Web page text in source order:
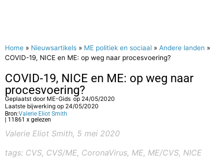
Home » Nieuwsartikels » ME politiek en sociaal » Andere landen »
COVID-19, NICE en ME: op weg naar procesvoering?
COVID-19, NICE en ME: op weg naar
procesvoering?
Geplaatst door ME-Gids op 24/05/2020
Laatste bijwerking op 24/05/2020
Bron:Valerie Eliot Smith
| 11861 x gelezen
Valerie Eliot Smith, 5 mei 2020
tags: CVS, CVS/ME, CoronaVirus, ME, ME/CVS, NICE